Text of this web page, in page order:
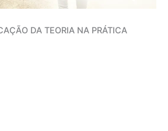
DA TEORIA NA PRÁTICA